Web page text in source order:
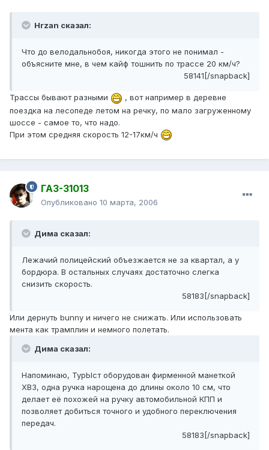
Hrzan сказал:
Что до велодальнобоя, никогда этого не понимал -
объясните мне, в чем кайф тошнить по трассе 20 км/ч?
58141[/snapback]
Трассы бывают разными
, вот например в деревне
поездка на лесопеде летом на речку, по мало загруженному
шоссе - самое то, что надо.
При этом средняя скорость 12-17км/ч
ГАЗ-31013
Опубликовано 10 марта, 2006
Дима сказал:
Лежачий полицейский объезжается не за квартал, а у
бордюра. В остальных случаях достаточно слегка
снизить скорость.
58183[/snapback]
Или дернуть bunny и ничего не снижать. Или использовать
мента как трамплин и немного полетать.
Дима сказал:
Напоминаю, ТурЫст оборудован фирменной манеткой
ХВЗ, одна ручка нарощена до длины около 10 см, что
делает её похожей на ручку автомобильной КПП и
позволяет добиться точного и удобного переключения
передач.
58183[/snapback]